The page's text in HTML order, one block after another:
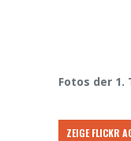
Fotos der 1.
ZEIGE FLICKR